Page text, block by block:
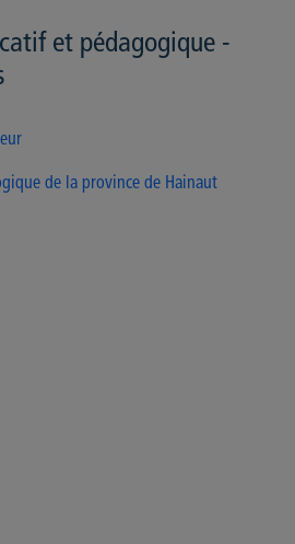
et pédagogique -
de la province de Hainaut